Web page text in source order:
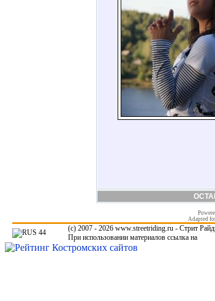
Adapted
(c) 2007 - 2026 www.streetriding.ru - Стрит
При использовании материалов ссылка на